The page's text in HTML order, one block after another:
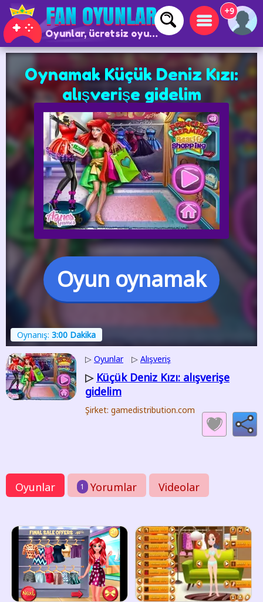
Oyunlar, ücretsiz oyunlar ve çevrimiçi oyunlar
+9
Oynamak Küçük Deniz Kızı:
alışverişe gidelim
Oyun oynamak
Oynanış: 3:00 Dakika
▷ Oyunlar ▷ Alışveriş
▷ Küçük Deniz Kızı: alışverişe
gidelim
Şirket: gamedistribution.com
Oyunlar 1 Yorumlar Videolar